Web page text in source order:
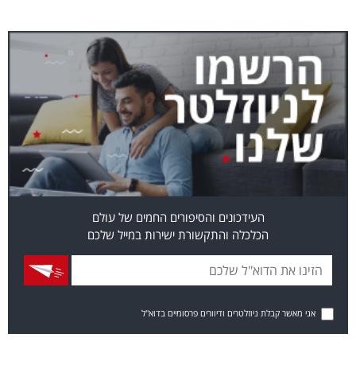
העידכונים והסיפורים החמים של עולם
הכלכלה והתקשורת ישירות במייל שלכם
אני מאשר קבלת ניוזלטרים ודיוורים פרסומיים בדוא"ל